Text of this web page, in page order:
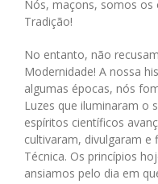
Nós, maçons, somos os
Tradição!
No entanto, não
Modernidade! A nossa
algumas épocas, nós
Luzes que iluminaram o
espíritos científicos
cultivaram, divulgaram e
Técnica. Os princípios
ansiamos pelo dia em